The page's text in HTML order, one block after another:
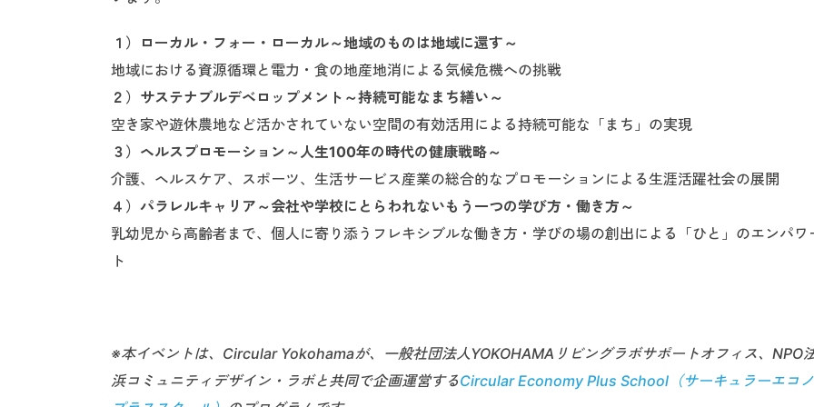
１）ローカル・フォー・ローカル～地域のものは地域に還す～
地域における資源循環と電力・食の地産地消による気候危機への挑戦
２）サステナブルデベロップメント～持続可能なまち繕い～
空き家や遊休農地など活かされていない空間の有効活用による持続可能な「まち」の実現
３）ヘルスプロモーション～人生100年の時代の健康戦略～
介護、ヘルスケア、スポーツ、生活サービス産業の総合的なプロモーションによる生涯活躍社会の展開
４）パラレルキャリア～会社や学校にとらわれないもう一つの学び方・働き方～
乳幼児から高齢者まで、個人に寄り添うフレキシブルな働き方・学びの場の創出による「ひと」のエンパワ
ト
※本イベントは、Circular Yokohamaが、一般社団法人YOKOHAMAリビングラボサポートオフィス、NPO
浜コミュニティデザイン・ラボと共同で企画運営するCircular Economy Plus School（サーキュラーエコ